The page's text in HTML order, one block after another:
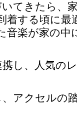
いてきたら、
着する頃に最
音楽が家の中
携し、人気の
、アクセルの